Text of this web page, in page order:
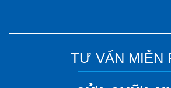
TƯ VẤN MIỄN